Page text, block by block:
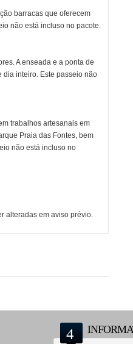
barracas que oferecem
não está incluso no pacote.
A enseada e a ponta de
dia inteiro. Este passeio não
trabalhos artesanais em
Praia das Fontes, bem
não está incluso no
alteradas em aviso prévio.